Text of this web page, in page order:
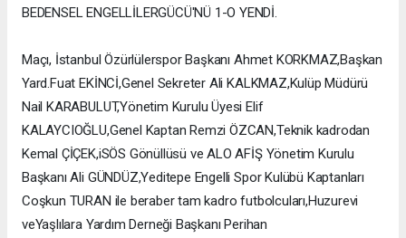
BEDENSEL ENGELLİLERGÜCÜ'NÜ 1-O YENDİ.
Maçı, İstanbul Özürlülerspor Başkanı Ahmet KORKMAZ,Başkan
Yard.Fuat EKİNCİ,Genel Sekreter Ali KALKMAZ,Kulüp Müdürü
Nail KARABULUT,Yönetim Kurulu Üyesi Elif
KALAYCIOĞLU,Genel Kaptan Remzi ÖZCAN,Teknik kadrodan
Kemal ÇİÇEK,iSÖS Gönüllüsü ve ALO AFİŞ Yönetim Kurulu
Başkanı Ali GÜNDÜZ,Yeditepe Engelli Spor Kulübü Kaptanları
Coşkun TURAN ile beraber tam kadro futbolcuları,Huzurevi
veYaşlılara Yardım Derneği Başkanı Perihan